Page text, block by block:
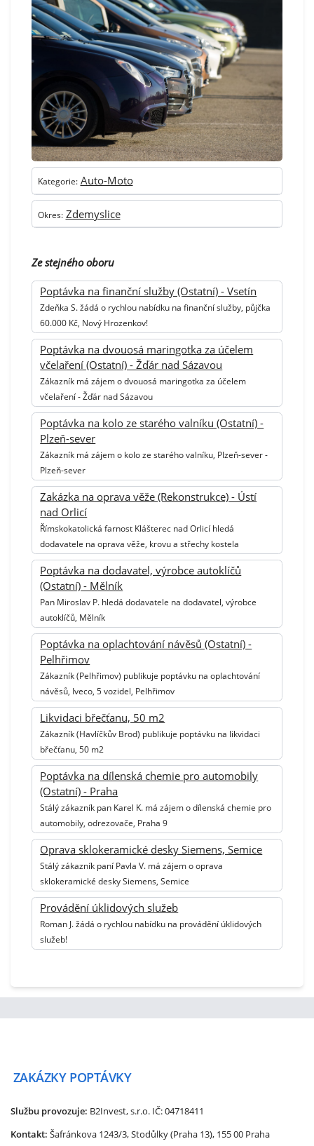
Kategorie: Auto-Moto
Okres: Zdemyslice
Ze stejného oboru
Poptávka na finanční služby (Ostatní) - Vsetín
Zdeňka S. žádá o rychlou nabídku na finanční služby, půjčka
60.000 Kč, Nový Hrozenkov!
Poptávka na dvouosá maringotka za účelem
včelaření (Ostatní) - Žďár nad Sázavou
Zákazník má zájem o dvouosá maringotka za účelem
včelaření - Žďár nad Sázavou
Poptávka na kolo ze starého valníku (Ostatní) -
Plzeň-sever
Zákazník má zájem o kolo ze starého valníku, Plzeň-sever -
Plzeň-sever
Zakázka na oprava věže (Rekonstrukce) - Ústí
nad Orlicí
Římskokatolická farnost Klášterec nad Orlicí hledá
dodavatele na oprava věže, krovu a střechy kostela
Poptávka na dodavatel, výrobce autoklíčů
(Ostatní) - Mělník
Pan Miroslav P. hledá dodavatele na dodavatel, výrobce
autoklíčů, Mělník
Poptávka na oplachtování návěsů (Ostatní) -
Pelhřimov
Zákazník (Pelhřimov) publikuje poptávku na oplachtování
návěsů, Iveco, 5 vozidel, Pelhřimov
Likvidaci břečťanu, 50 m2
Zákazník (Havlíčkův Brod) publikuje poptávku na likvidaci
břečťanu, 50 m2
Poptávka na dílenská chemie pro automobily
(Ostatní) - Praha
Stálý zákazník pan Karel K. má zájem o dílenská chemie pro
automobily, odrezovače, Praha 9
Oprava sklokeramické desky Siemens, Semice
Stálý zákazník paní Pavla V. má zájem o oprava
sklokeramické desky Siemens, Semice
Provádění úklidových služeb
Roman J. žádá o rychlou nabídku na provádění úklidových
služeb!
ZAKÁZKY POPTÁVKY
Službu provozuje: B2Invest, s.r.o. IČ: 04718411
Kontakt: Šafránkova 1243/3, Stodůlky (Praha 13), 155 00 Praha